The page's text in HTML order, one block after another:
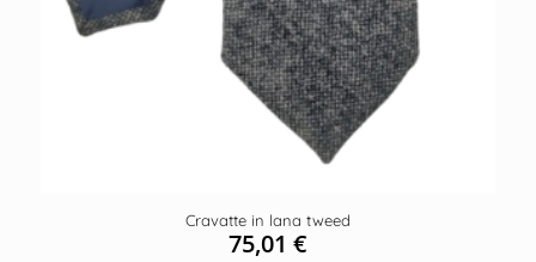
Cravatte in lana tweed
75,01€